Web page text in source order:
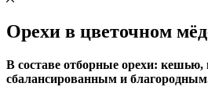
Орехи в цветочном
В составе отборные орехи:
сбалансированным и